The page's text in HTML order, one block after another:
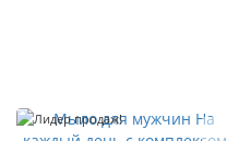
Лидер продаж!